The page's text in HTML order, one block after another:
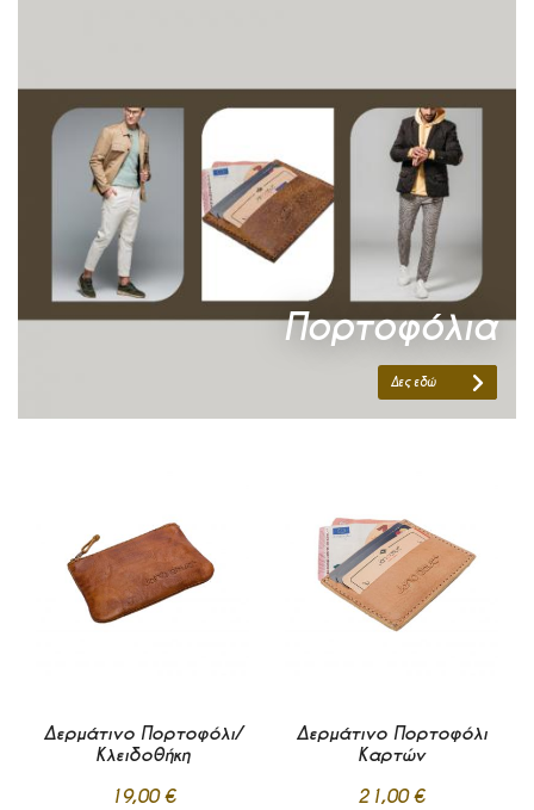
Πορτοφόλια
Δες εδώ
Δερμάτινο Πορτοφόλι/
Κλειδοθήκη
19,00 €
Δερμάτινο Πορτοφόλι
Καρτών
21,00 €